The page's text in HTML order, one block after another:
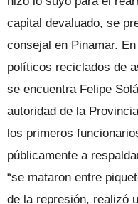
capital devaluado, se
consejal en Pinamar.
políticos reciclados de
se encuentra Felipe
autoridad de la
los primeros
públicamente a
“se mataron entre
de la represión, realizó